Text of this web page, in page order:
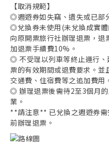
【取消規範】
◎週遊券如失竊、遺失或已部
◎兌換券未使用(未兌換成實
向原開票旅行社辦理退票，
加退票手續費10%。
◎ 不受理以列車等終止運行
票的有效期間或退費要求。
交通費、住宿費等之追加費用
◎ 辦理退票後需待2至3個月
業。
**請注意** 已兌換之週遊券
前辦理退票。